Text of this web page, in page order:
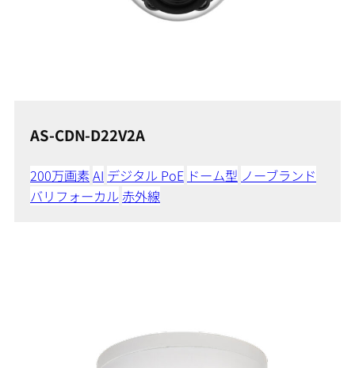
AS-CDN-D22V2A
200万画素AI デジタル PoE ドーム型 ノーブランド
バリフォーカル 赤外線